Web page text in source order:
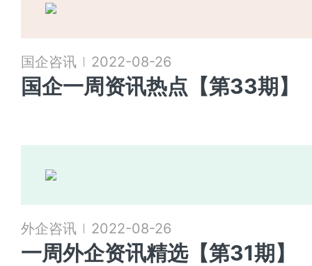
国企咨讯 2022-08-26
国企一周资讯热点【第33期】
外企咨讯 2022-08-26
一周外企资讯精选【第31期】